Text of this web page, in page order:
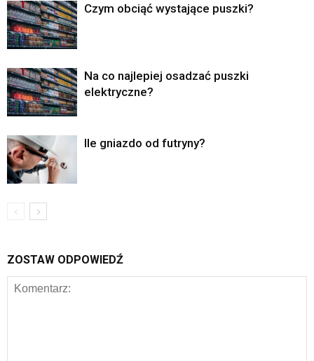
Czym obciąć wystające puszki?
Na co najlepiej osadzać puszki
elektryczne?
Ile gniazdo od futryny?
ZOSTAW ODPOWIEDŹ